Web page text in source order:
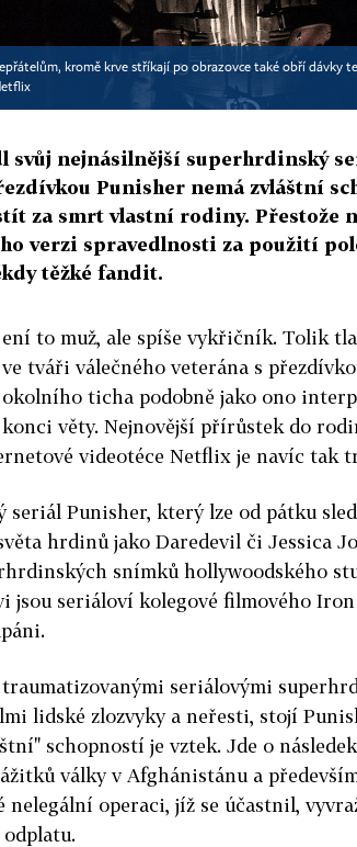
kromě krve stříkají po obrazovce také obří dávky
svůj nejnásilnější superhrdinský
Punisher nemá zvláštní
za smrt vlastní rodiny. Přestože
verzi spravedlnosti za použití
těžké fandit.
ení to muž, ale spíše vykřičník. Tolik
ve tváři válečného veterána s
okolního ticha podobně jako ono
konci věty. Nejnovější přírůstek do
videotéce Netflix je navíc tak
Punisher, který lze od pátku
hrdinů jako Daredevil či Jessica
snímků hollywoodského
jsou seriáloví kolegové filmového
seriálovými
lidské zlozvyky a neřesti, stojí
schopností je vztek. Jde o
války v Afghánistánu a
nelegální operaci, jíž se účastnil,